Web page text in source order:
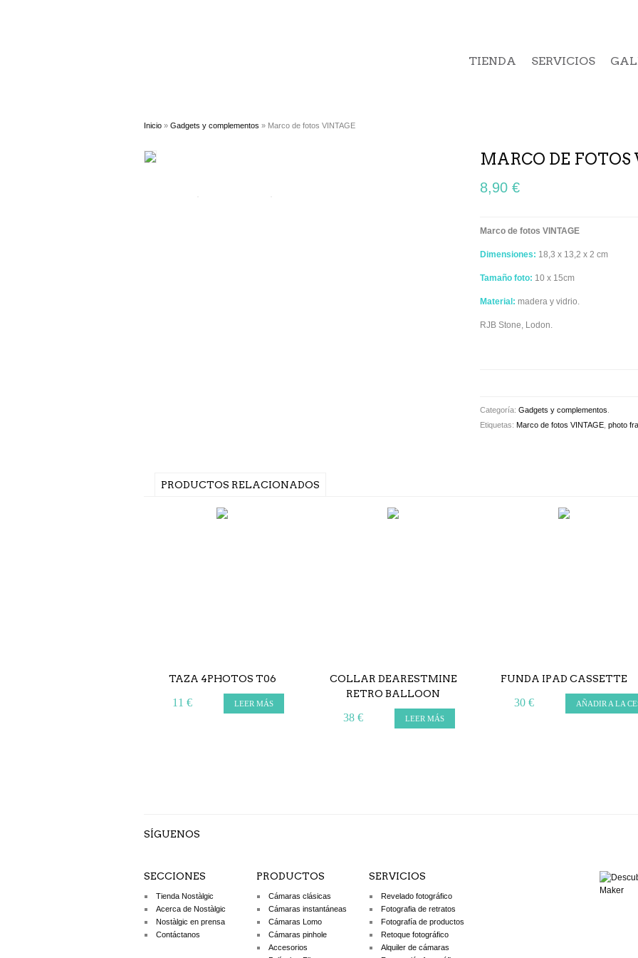
TIENDA SERVICIOS
Inicio » Gadgets y complementos » Marco de fotos VINTAGE
MARCO DE FOTOS
8,90 €
Marco de fotos VINTAGE
Dimensiones: 18,3 x 13,2 x 2 cm
Tamaño foto: 10 x 15cm
Material: madera y vidrio.
RJB Stone, Lodon.
Categoría: Gadgets y complementos
Etiquetas: Marco de fotos VINTAGE photo
PRODUCTOS RELACIONADOS
TAZA 4PHOTOS T06
11 € LEER MÁS
COLLAR DEARESTMINE
RETRO BALLOON
38 € LEER MÁS
FUNDA IPAD CASSETTE
30 € AÑADIR A LA
SÍGUENOS
SECCIONES
Tienda Nostàlgic
Acerca de Nostàlgic
Nostàlgic en prensa
Contáctanos
PRODUCTOS
Cámaras clásicas
Cámaras instantáneas
Cámaras Lomo
Cámaras pinhole
Accesorios
SERVICIOS
Revelado fotográfico
Fotografia de retratos
Fotografía de productos
Retoque fotográfico
Alquiler de cámaras